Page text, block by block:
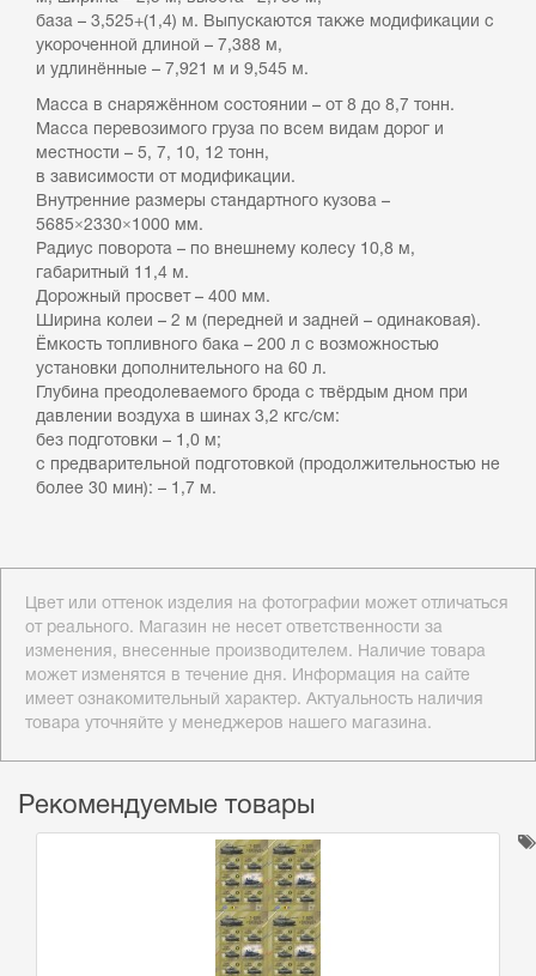
база – 3,525+(1,4) м. Выпускаются также модификации с
укороченной длиной – 7,388 м,
и удлинённые – 7,921 м и 9,545 м.
Масса в снаряжённом состоянии – от 8 до 8,7 тонн.
Масса перевозимого груза по всем видам дорог и
местности – 5, 7, 10, 12 тонн,
в зависимости от модификации.
Внутренние размеры стандартного кузова –
5685×2330×1000 мм.
Радиус поворота – по внешнему колесу 10,8 м,
габаритный 11,4 м.
Дорожный просвет – 400 мм.
Ширина колеи – 2 м (передней и задней – одинаковая).
Ёмкость топливного бака – 200 л с возможностью
установки дополнительного на 60 л.
Глубина преодолеваемого брода с твёрдым дном при
давлении воздуха в шинах 3,2 кгс/см:
без подготовки – 1,0 м;
с предварительной подготовкой (продолжительностью не
более 30 мин): – 1,7 м.
Цвет или оттенок изделия на фотографии может отличаться
от реального. Магазин не несет ответственности за
изменения, внесенные производителем. Наличие товара
может изменятся в течение дня. Информация на сайте
имеет ознакомительный характер. Актуальность наличия
товара уточняйте у менеджеров нашего магазина.
Рекомендуемые товары